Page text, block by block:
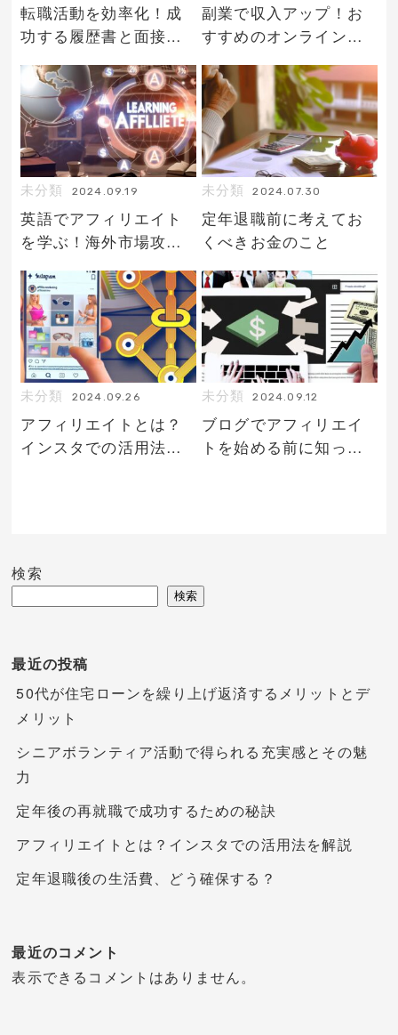
転職活動を効率化！成
功する履歴書と面接の
副業で収入アップ！お
すすめのオンラインビ
未分類 2024.09.19
英語でアフィリエイト
を学ぶ！海外市場攻略
未分類 2024.07.30
定年退職前に考えてお
くべきお金のこと
未分類 2024.09.26
アフィリエイトとは？
インスタでの活用法を
未分類 2024.09.12
ブログでアフィリエイ
トを始める前に知って
検索
検索
最近の投稿
50代が住宅ローンを繰り上げ返済するメリットとデ
メリット
シニアボランティア活動で得られる充実感とその魅
力
定年後の再就職で成功するための秘訣
アフィリエイトとは？インスタでの活用法を解説
定年退職後の生活費、どう確保する？
最近のコメント
表示できるコメントはありません。